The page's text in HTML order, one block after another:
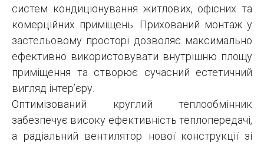
систем кондиціонування житлових, офісних та
комерційних приміщень. Прихований монтаж у
застельовому просторі дозволяє максимально
ефективно використовувати внутрішню площу
приміщення та створює сучасний естетичний
вигляд інтер’єру.
Оптимізований круглий теплообмінник
забезпечує високу ефективність теплопередачі,
а радіальний вентилятор нової конструкції зі